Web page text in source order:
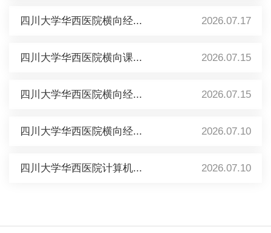
四川大学华西医院横向经... 2026.07.17
四川大学华西医院横向课... 2026.07.15
四川大学华西医院横向经... 2026.07.15
四川大学华西医院横向经... 2026.07.10
四川大学华西医院计算机... 2026.07.10